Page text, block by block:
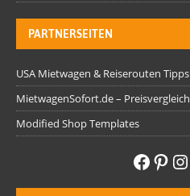
PARTNERSEITEN
USA Mietwagen & Reiserouten Tipps
MietwagenSofort.de – Preisvergleich
Modified Shop Templates